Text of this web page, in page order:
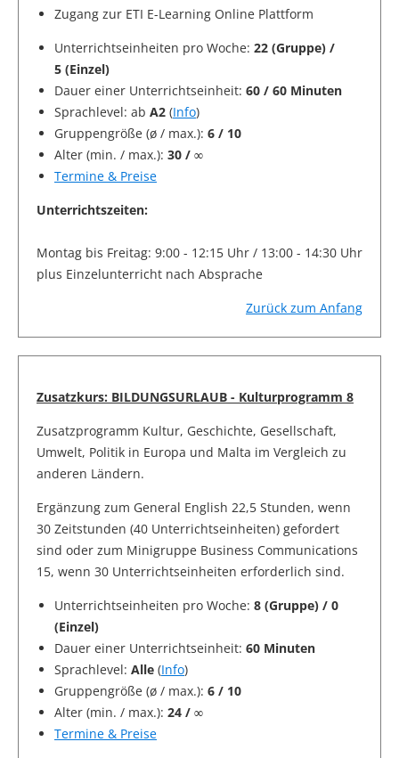
Zugang zur ETI E-Learning Online Plattform
Unterrichtseinheiten pro Woche: 22 (Gruppe) /
5 (Einzel)
Dauer einer Unterrichtseinheit: 60 / 60 Minuten
Sprachlevel: ab A2 (Info)
Gruppengröße (ø / max.): 6 / 10
Alter (min. / max.): 30 / ∞
Termine & Preise
Unterrichtszeiten:
Montag bis Freitag: 9:00 - 12:15 Uhr / 13:00 - 14:30 Uhr
plus Einzelunterricht nach Absprache
Zurück zum Anfang
Zusatzkurs: BILDUNGSURLAUB - Kulturprogramm 8
Zusatzprogramm Kultur, Geschichte, Gesellschaft,
Umwelt, Politik in Europa und Malta im Vergleich zu
anderen Ländern.
Ergänzung zum General English 22,5 Stunden, wenn
30 Zeitstunden (40 Unterrichtseinheiten) gefordert
sind oder zum Minigruppe Business Communications
15, wenn 30 Unterrichtseinheiten erforderlich sind.
Unterrichtseinheiten pro Woche: 8 (Gruppe) / 0
(Einzel)
Dauer einer Unterrichtseinheit: 60 Minuten
Sprachlevel: Alle (Info)
Gruppengröße (ø / max.): 6 / 10
Alter (min. / max.): 24 / ∞
Termine & Preise